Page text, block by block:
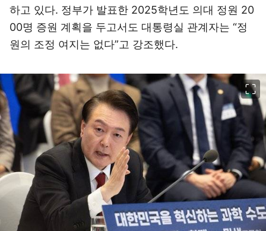
하고 있다. 정부가 발표한 2025학년도 의대 정원 20
00명 증원 계획을 두고서도 대통령실 관계자는 “정
원의 조정 여지는 없다”고 강조했다.